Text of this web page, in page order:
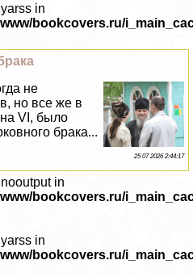
in
bookcovers.ru/
не
но все же в
VI, было
бpaка...
25 07 2026 2:44:17
in
bookcovers.ru/
in
bookcovers.ru/